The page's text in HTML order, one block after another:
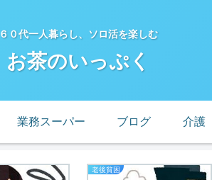
６０代一人暮らし、ソロ活を楽しむ
お茶のいっぷく
業務スーパー ブログ 介護
老後貧困